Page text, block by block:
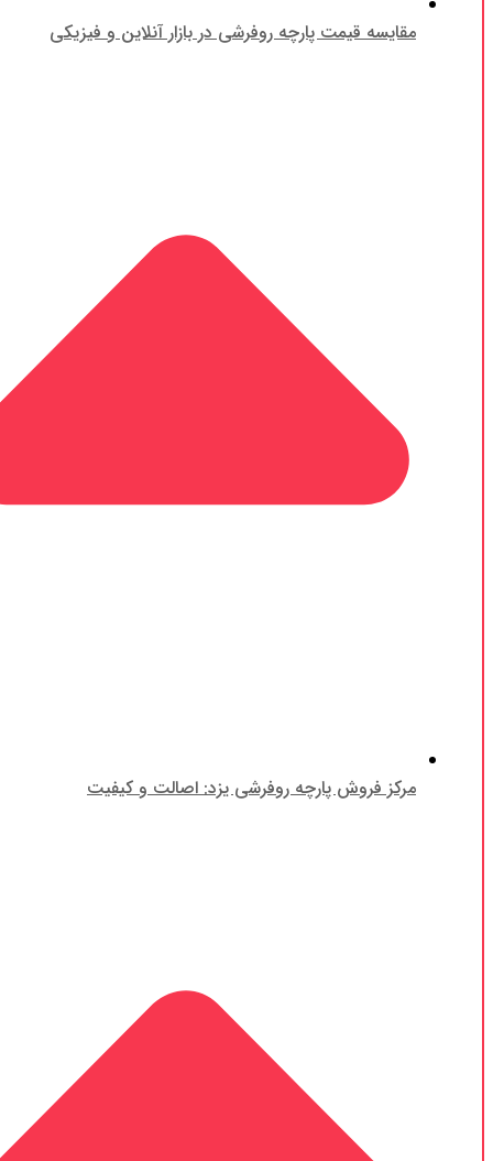
مقایسه قیمت پارچه روفرشی در بازار آنلاین و فیزیکی
مرکز فروش پارچه روفرشی یزد: اصالت و کیفیت